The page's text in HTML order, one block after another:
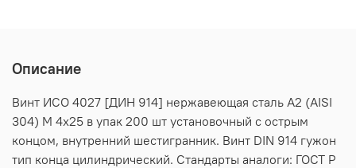
Описание
Винт ИСО 4027 [ДИН 914] нержавеющая сталь А2 (AISI
304) M 4х25 в упак 200 шт установочный с острым
концом, внутренний шестигранник. Винт DIN 914 гужон
тип конца цилиндрический. Стандарты аналоги: ГОСТ Р